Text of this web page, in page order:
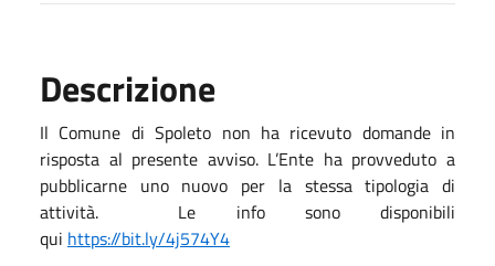
Descrizione
Il Comune di Spoleto non ha ricevuto domande in
risposta al presente avviso. L’Ente ha provveduto a
pubblicarne uno nuovo per la stessa tipologia di
attività. Le info sono disponibili
qui https://bit.ly/4j574Y4